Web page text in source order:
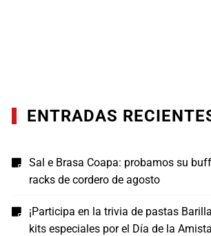
ENTRADAS
Sal e Brasa Coapa: probamos su
racks de cordero de agosto
¡Participa en la trivia de pastas
kits especiales por el Día de la